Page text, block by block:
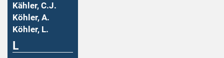
Kähler, C.J.
Köhler, A.
Köhler, L.
L